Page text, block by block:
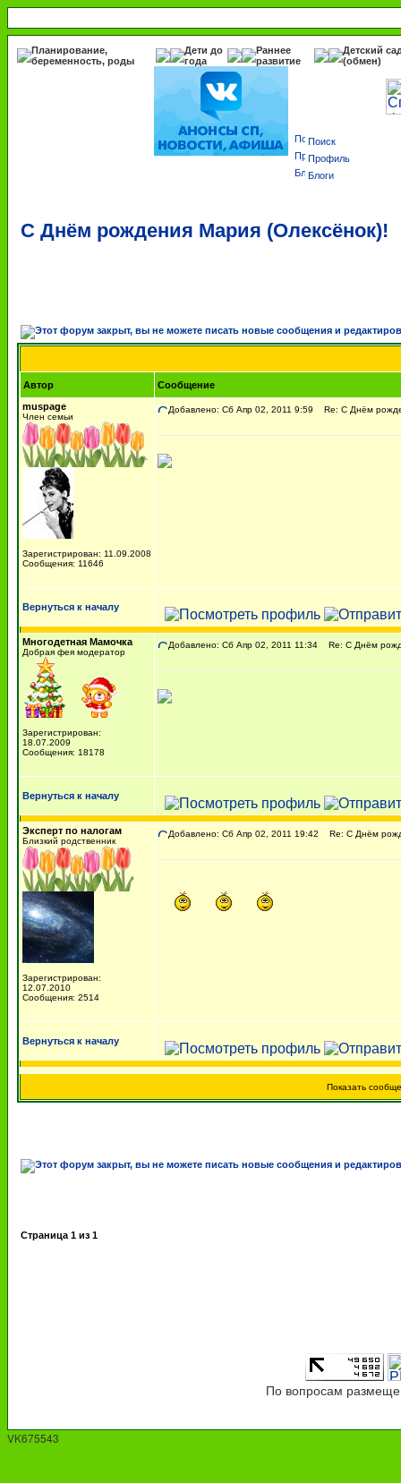
Планирование,
беременность, роды
Дети до
года
Раннее
развитие
Детский
(обмен)
Поиск
Профиль
Блоги
C Днём рождения Мария (Олексёнок)!
Автор
Сообщение
muspage
Член семьи
Зарегистрирован: 11.09.2008
Сообщения: 11646
Добавлено: Сб Апр 02, 2011 9:59 Re: C Днём
Вернуться к началу
Многодетная Мамочка
Добрая фея модератор
Зарегистрирован:
18.07.2009
Сообщения: 18178
Добавлено: Сб Апр 02, 2011 11:34 Re: C Днём
Вернуться к началу
Эксперт по налогам
Близкий родственник
Зарегистрирован:
12.07.2010
Сообщения: 2514
Добавлено: Сб Апр 02, 2011 19:42 Re: C Днём
Вернуться к началу
Показать
Страница 1 из 1
По вопросам
VK675543